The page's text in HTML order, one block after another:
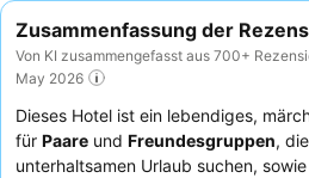
Zusammenfassung der
Von KI zusammengefasst aus 700+
May 2026
Dieses Hotel ist ein lebendiges,
für Paare und Freundesgruppen,
unterhaltsamen Urlaub suchen,